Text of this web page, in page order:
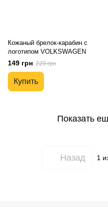
Кожаный брелок-карабин с
логотипом VOLKSWAGEN
149 грн 229 грн
Купить
Показать
Назад 1